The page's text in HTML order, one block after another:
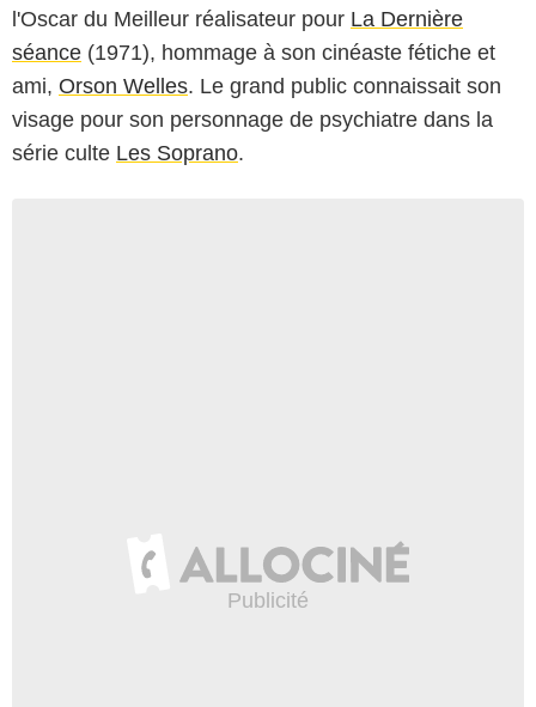
l'Oscar du Meilleur réalisateur pour La Dernière
séance (1971), hommage à son cinéaste fétiche et
ami, Orson Welles. Le grand public connaissait son
visage pour son personnage de psychiatre dans la
série culte Les Soprano.